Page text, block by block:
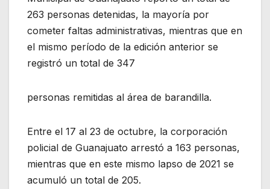
263 personas detenidas, la mayoría por
cometer faltas administrativas, mientras que en
el mismo período de la edición anterior se
registró un total de 347
personas remitidas al área de barandilla.
Entre el 17 al 23 de octubre, la corporación
policial de Guanajuato arrestó a 163 personas,
mientras que en este mismo lapso de 2021 se
acumuló un total de 205.